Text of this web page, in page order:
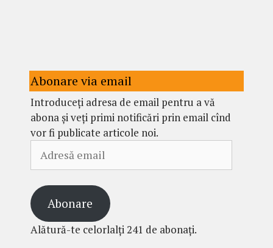
Abonare via email
Introduceți adresa de email pentru a vă
abona și veți primi notificări prin email cînd
vor fi publicate articole noi.
email
Abonare
Alătură-te celorlalți 241 de abonați.